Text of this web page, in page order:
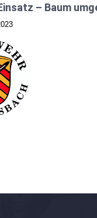
– Baum